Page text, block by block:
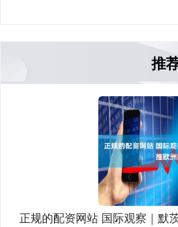
推
正规的配资网站 国际观察｜默